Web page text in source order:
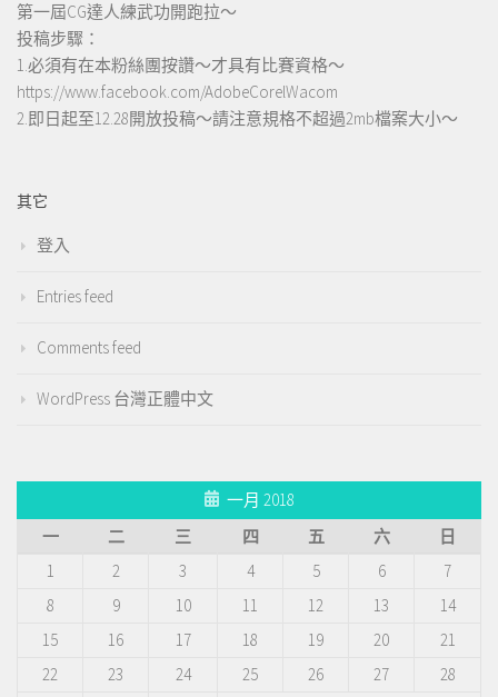
第一屆CG達人練武功開跑拉～
投稿步驟：
1.必須有在本粉絲團按讚～才具有比賽資格～
https://www.facebook.com/AdobeCorelWacom
2.即日起至12.28開放投稿～請注意規格不超過2mb檔案大小～
其它
登入
Entries feed
Comments feed
WordPress 台灣正體中文
一月 2018
一
二 三 四 五 六
日
1
2 3 4 5 6
7
8
9 10 11 12 13
14
15
16 17 18 19 20
21
22
23 24 25 26 27
28